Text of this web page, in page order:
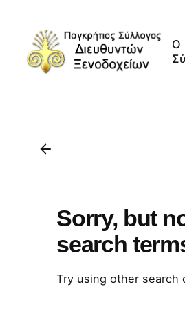
content
Ο
Sorry, but
search
Try using other search